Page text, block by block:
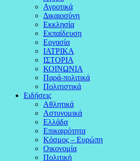
Αγροτικά
Δικαιοσύνη
Εκκλησία
Εκπαίδευση
Εργασία
ΙΑΤΡΙΚΑ
ΙΣΤΟΡΙΑ
ΚΟΙΝΩΝΙΑ
Παρά-πολιτικά
Πολιτιστικά
Ειδήσεις
Αθλητικά
Αστυνομικά
Ελλάδα
Επικαιρότητα
Κόσμος – Ευρώπη
Οικονομία
Πολιτική